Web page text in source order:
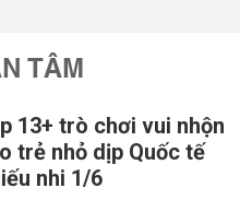
TÂM
13+ trò chơi vui nhộn
trẻ nhỏ dịp Quốc tế
nhi 1/6